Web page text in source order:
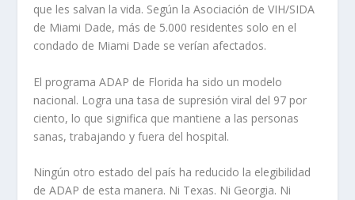
que les salvan la vida. Según la Asociación de VIH/SIDA
de Miami Dade, más de 5.000 residentes solo en el
condado de Miami Dade se verían afectados.
El programa ADAP de Florida ha sido un modelo
nacional. Logra una tasa de supresión viral del 97 por
ciento, lo que significa que mantiene a las personas
sanas, trabajando y fuera del hospital.
Ningún otro estado del país ha reducido la elegibilidad
de ADAP de esta manera. Ni Texas. Ni Georgia. Ni